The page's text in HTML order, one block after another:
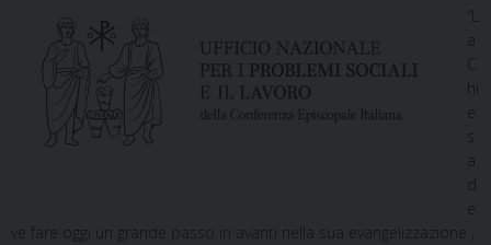
“L
a
hi
a
d
ve fare oggi un grande passo in avanti nella sua evangelizzazione ,